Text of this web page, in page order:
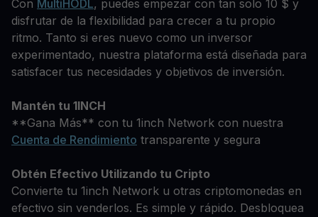
Con MultiHODL, puedes empezar con tan solo 10 $ y
disfrutar de la flexibilidad para crecer a tu propio
ritmo. Tanto si eres nuevo como un inversor
experimentado, nuestra plataforma está diseñada para
satisfacer tus necesidades y objetivos de inversión.
Mantén tu 1INCH
**Gana Más** con tu 1inch Network con nuestra
Cuenta de Rendimiento transparente y segura
Obtén Efectivo Utilizando tu Cripto
Convierte tu 1inch Network u otras criptomonedas en
efectivo sin venderlos. Es simple y rápido. Desbloquea